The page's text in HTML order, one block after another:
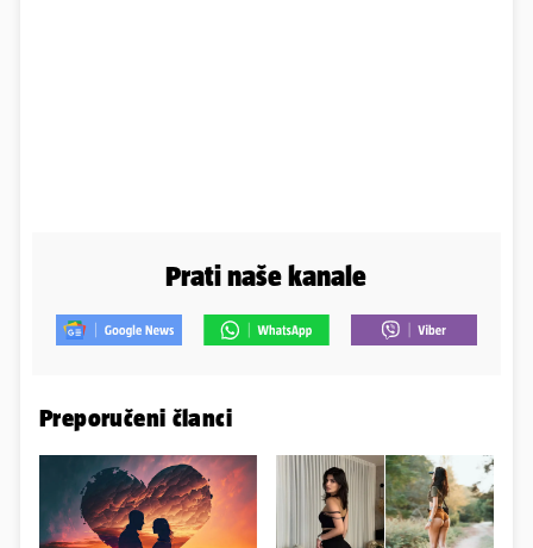
Prati naše kanale
Preporučeni članci